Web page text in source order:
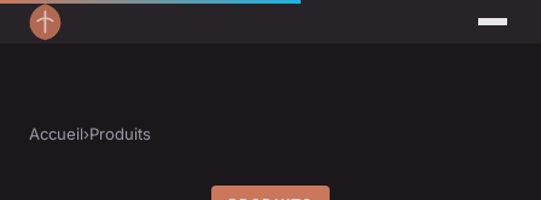
Accueil›Produits